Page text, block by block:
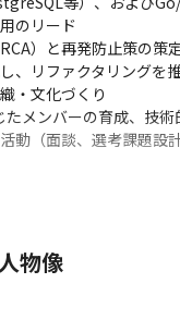
のリード
）と再発防止策の策
、リファクタリングを
・文化づくり
メンバーの育成、技
動（面談、選考課題
物像